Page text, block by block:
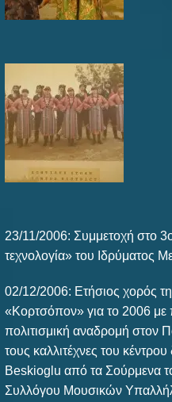
23/11/2006: Συμμετοχή στο
τεχνολογία» του Ιδρύματος
02/12/2006: Ετήσιος χορός
«Κορτσόπον» για το 2006 με
πολιτισμική αναδρομή στον
τους καλλιτέχνες του
Beskioglu από τα Σούρμενα
Συλλόγου Μουσικών